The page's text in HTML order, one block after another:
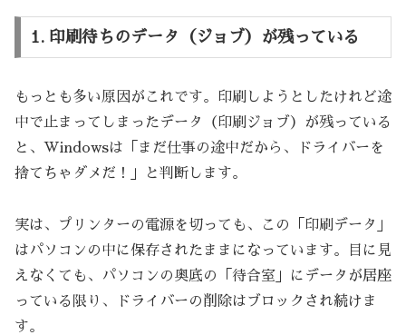
1. 印刷待ちのデータ（ジョブ）が残っている
もっとも多い原因がこれです。印刷しようとしたけれど途
中で止まってしまったデータ（印刷ジョブ）が残っている
と、Windowsは「まだ仕事の途中だから、ドライバーを
捨てちゃダメだ！」と判断します。
実は、プリンターの電源を切っても、この「印刷データ」
はパソコンの中に保存されたままになっています。目に見
えなくても、パソコンの奥底の「待合室」にデータが居座
っている限り、ドライバーの削除はブロックされ続けま
す。